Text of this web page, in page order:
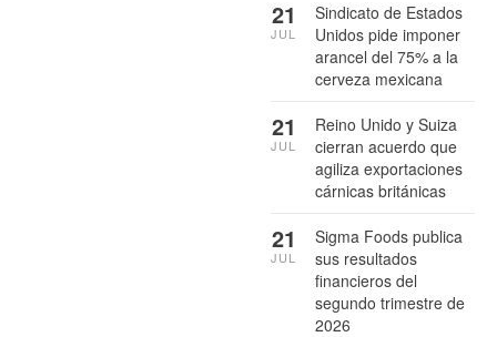
Sindicato de Estados
Unidos pide imponer
arancel del 75% a la
cerveza mexicana
21
JUL
Reino Unido y Suiza
cierran acuerdo que
agiliza exportaciones
cárnicas británicas
21
JUL
Sigma Foods publica
sus resultados
financieros del
segundo trimestre de
2026
21
JUL